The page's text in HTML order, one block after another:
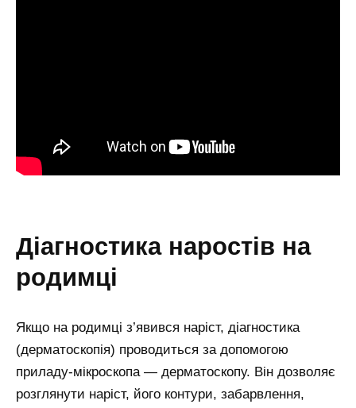
діагностика наростів на
родимці
Якщо на родимці з’явився наріст, діагностика
(дерматоскопія) проводиться за допомогою
приладу-мікроскопа — дерматоскопу. Він дозволяє
розглянути наріст, його контури, забарвлення,